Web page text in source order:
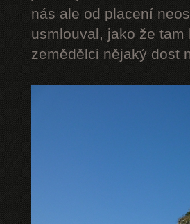
nás ale od placení
usmlouval, jako že
zemědělci nějaký dost